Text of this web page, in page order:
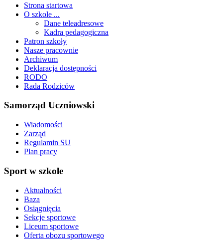
Strona startowa
O szkole ...
Dane teleadresowe
Kadra pedagogiczna
Patron szkoły
Nasze pracownie
Archiwum
Deklaracja dostępności
RODO
Rada Rodziców
Samorząd Uczniowski
Wiadomości
Zarząd
Regulamin SU
Plan pracy
Sport w szkole
Aktualności
Baza
Osiągnięcia
Sekcje sportowe
Liceum sportowe
Oferta obozu sportowego